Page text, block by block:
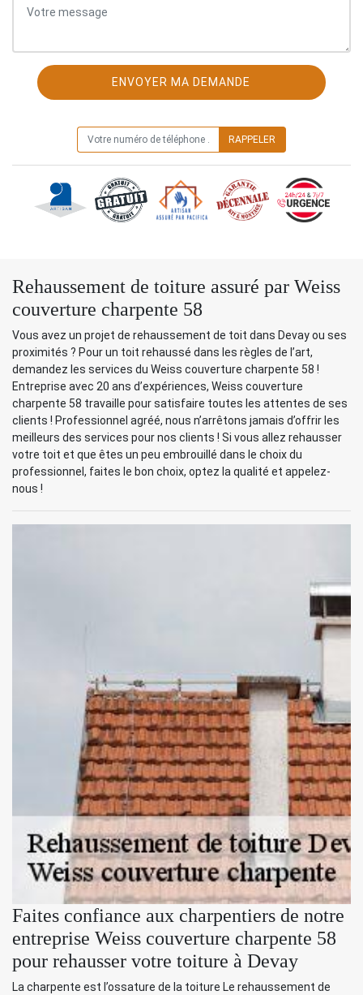
Rehaussement de toiture assuré par Weiss
couverture charpente 58
Vous avez un projet de rehaussement de toit dans Devay ou ses
proximités ? Pour un toit rehaussé dans les règles de l’art,
demandez les services du Weiss couverture charpente 58 !
Entreprise avec 20 ans d’expériences, Weiss couverture
charpente 58 travaille pour satisfaire toutes les attentes de ses
clients ! Professionnel agréé, nous n’arrêtons jamais d’offrir les
meilleurs des services pour nos clients ! Si vous allez rehausser
votre toit et que êtes un peu embrouillé dans le choix du
professionnel, faites le bon choix, optez la qualité et appelez-
nous !
Faites confiance aux charpentiers de notre
entreprise Weiss couverture charpente 58
pour rehausser votre toiture à Devay
La charpente est l’ossature de la toiture Le rehaussement de